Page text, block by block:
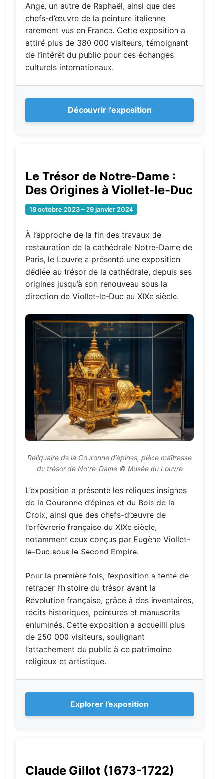
Ange, un autre de Raphaël, ainsi que des
chefs-d’œuvre de la peinture italienne
rarement vus en France. Cette exposition a
attiré plus de 380 000 visiteurs, témoignant
de l’intérêt du public pour ces échanges
culturels internationaux.
Découvrir l’exposition
Le Trésor de Notre-Dame :
Des Origines à Viollet-le-Duc
18 octobre 2023 – 29 janvier 2024
À l’approche de la fin des travaux de
restauration de la cathédrale Notre-Dame de
Paris, le Louvre a présenté une exposition
dédiée au trésor de la cathédrale, depuis ses
origines jusqu’à son renouveau sous la
direction de Viollet-le-Duc au XIXe siècle.
Reliquaire de la Couronne d’épines, pièce maîtresse
du trésor de Notre-Dame © Musée du Louvre
L’exposition a présenté les reliques insignes
de la Couronne d’épines et du Bois de la
Croix, ainsi que des chefs-d’œuvre de
l’orfèvrerie française du XIXe siècle,
notamment ceux conçus par Eugène Viollet-
le-Duc sous le Second Empire.
Pour la première fois, l’exposition a tenté de
retracer l’histoire du trésor avant la
Révolution française, grâce à des inventaires,
récits historiques, peintures et manuscrits
enluminés. Cette exposition a accueilli plus
de 250 000 visiteurs, soulignant
l’attachement du public à ce patrimoine
religieux et artistique.
Explorer l’exposition
Claude Gillot (1673-1722)